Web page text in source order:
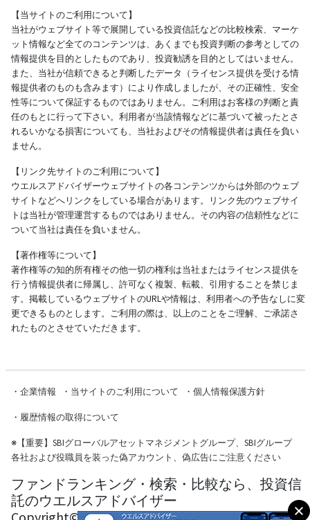
【当サイトのご利用について】
当社がウェブサイト等で展開している投資信託などの比較検索、マーケ
ット情報など全てのコンテンツは、あくまでも投資判断の参考としての
情報提供を目的としたものであり、投資勧誘を目的としてはいません。
また、当社が信頼できると判断したデータ（ライセンス提供を受ける情
報提供者のものも含みます）により作成しましたが、その正確性、安全
性等について保証するものではありません。ご利用はお客様の判断と責
任のもとに行って下さい。利用者が当該情報などに基づいて被ったとさ
れるいかなる損害についても、当社およびその情報提供者は責任を負い
ません。
【リンク先サイトのご利用について】
ウエルスアドバイザーウェブサイトの各コンテンツからは外部のウェブ
サイトなどへリンクをしている場合があります。リンク先のウェブサイ
トは当社が管理運営するものではありません。その内容の信頼性などに
ついて当社は責任を負いません。
【著作権等について】
著作権等の知的所有権その他一切の権利は当社またはライセンス提供を
行う情報提供者に帰属し、許可なく複製、転載、引用することを禁じま
す。掲載しているウェブサイトのURLや情報は、利用者への予告なしに変
更できるものとします。ご利用の際は、以上のことをご理解、ご承諾さ
れたものとさせていただきます。
・ 企業情報 ・ 当サイトのご利用について ・ 個人情報保護方針
・ 履歴情報の取得について
※【重要】SBIグローバルアセットマネジメントグループ、SBIグループ
各社および役職員を装った偽アカウント、偽広告にご注意ください
ファンドランキング・検索・比較なら、投資信
託のウエルスアドバイザー